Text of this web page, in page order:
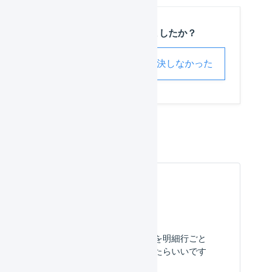
この記事は役に立ちましたか？
解決しなかった
入荷予定の入荷予定日を明細行ごと
に設定するにはどうしたらいいです